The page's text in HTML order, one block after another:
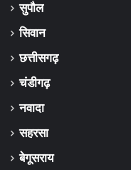
सुपौल
सिवान
छत्तीसगढ़
चंडीगढ़
नवादा
सहरसा
बेगूसराय